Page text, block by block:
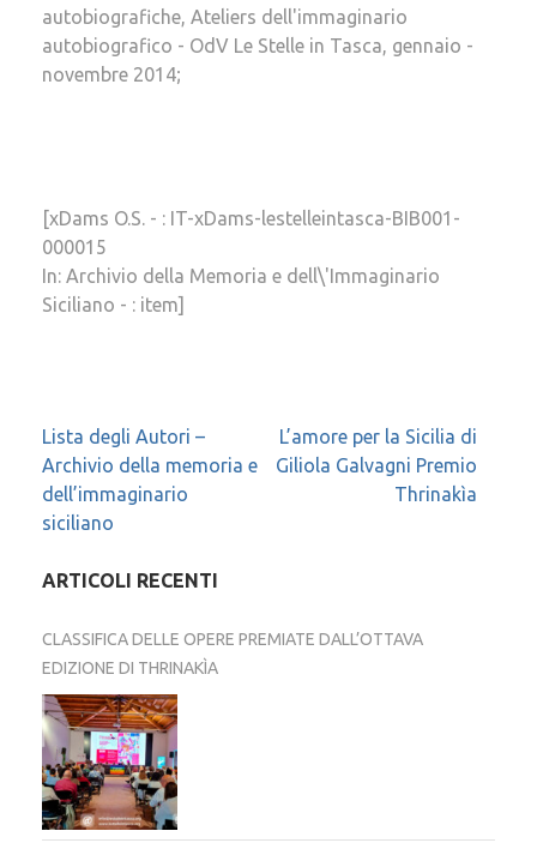
autobiografiche, Ateliers dell'immaginario
autobiografico - OdV Le Stelle in Tasca, gennaio -
novembre 2014;
[xDams O.S. - : IT-xDams-lestelleintasca-BIB001-
000015
In: Archivio della Memoria e dell\'Immaginario
Siciliano - : item]
Navigazione
articoli
Lista degli Autori –
Archivio della memoria e
dell’immaginario
siciliano
L’amore per la Sicilia di
Giliola Galvagni Premio
Thrinakìa
ARTICOLI RECENTI
CLASSIFICA DELLE OPERE PREMIATE DALL’OTTAVA
EDIZIONE DI THRINAKÌA